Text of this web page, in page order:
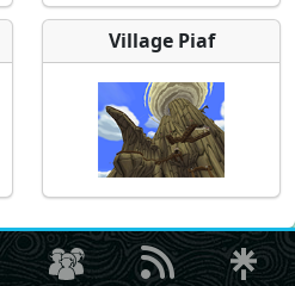
Village Piaf